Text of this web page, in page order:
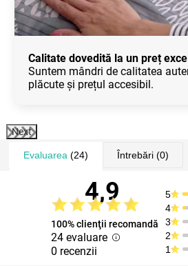
Calitate dovedită la un preț
Suntem mândri de calitatea
plăcute și prețul accesibil.
Next
Evaluarea (24) Întrebări(0)
4,9
100% clienţii recomandă
24 evaluare
0 recenzii
5
4
3
2
1